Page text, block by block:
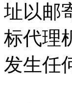
址以邮
标代理
发生任